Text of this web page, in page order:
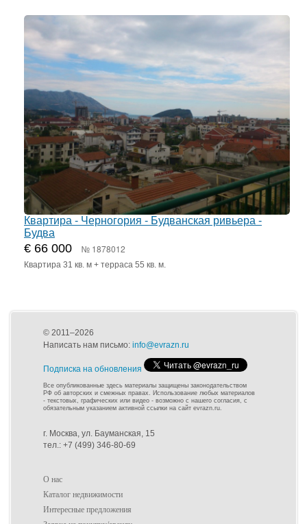
Квартира - Черногория - Будванская ривьера -
Будва
€ 66 000 № 1878012
Квартира 31 кв. м + терраса 55 кв. м.
© 2011–2026
Написать нам письмо: info@evrazn.ru
Подписка на обновления
Все опубликованные здесь материалы защищены законодательством
РФ об авторских и смежных правах. Использование любых материалов
- текстовых, графических или видео - возможно с нашего согласия, с
обязательным указанием активной ссылки на сайт evrazn.ru.
г. Москва, ул. Бауманская, 15
тел.: +7 (499) 346-80-69
О нас
Каталог недвижимости
Интересные предложения